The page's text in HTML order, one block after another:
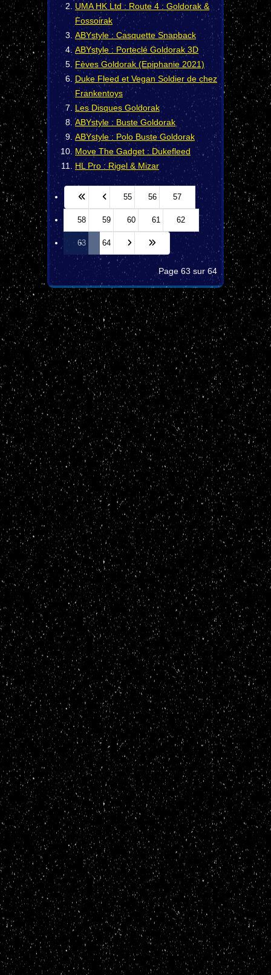
UMA HK Ltd : Route 4 : Goldorak &
Fossoirak
ABYstyle : Casquette Snapback
ABYstyle : Porteclé Goldorak 3D
Fèves Goldorak (Epiphanie 2021)
Duke Fleed et Vegan Soldier de chez
Frankentoys
Les Disques Goldorak
ABYstyle : Buste Goldorak
ABYstyle : Polo Buste Goldorak
Move The Gadget : Dukefleed
HL Pro : Rigel & Mizar
Page 63 sur 64
55 56 57
58 59 60 61 62
63 64